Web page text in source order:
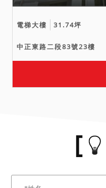
電梯大樓 31.74坪
中正東路二段83號23樓